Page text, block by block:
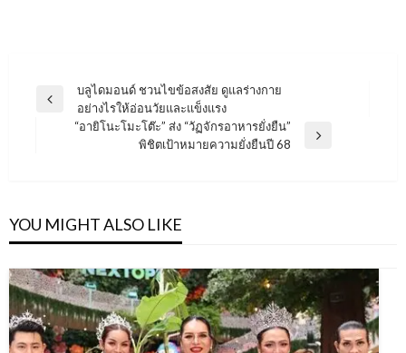
แนะแนว
Previous
บลูไดมอนด์ ชวนไขข้อสงสัย ดูแลร่างกาย
อย่างไรให้อ่อนวัยและแข็งแรง
“อายิโนะโมะโต๊ะ” ส่ง “วัฏจักรอาหารยั่งยืน”
พิชิตเป้าหมายความยั่งยืนปี 68
YOU MIGHT ALSO LIKE